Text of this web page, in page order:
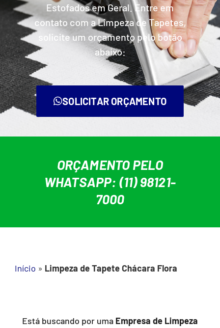
Estofados em Geral. Entre em
contato com a Limpeza de Tapetes,
solicite um orçamento pelo botão
abaixo:
SOLICITAR ORÇAMENTO
ORÇAMENTO PELO
WHATSAPP: (11) 98121-
7000
Início » Limpeza de Tapete Chácara Flora
Está buscando por uma Empresa de Limpeza